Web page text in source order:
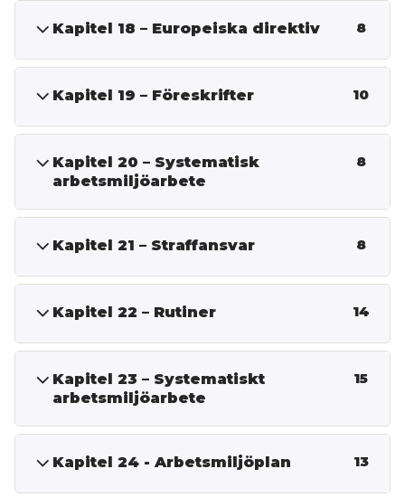
Kapitel 18 – Europeiska direktiv 8
Kapitel 19 – Föreskrifter 10
Kapitel 20 – Systematisk
arbetsmiljöarbete
8
Kapitel 21 – Straffansvar 8
Kapitel 22 – Rutiner 14
Kapitel 23 – Systematiskt
arbetsmiljöarbete
15
Kapitel 24 - Arbetsmiljöplan 13